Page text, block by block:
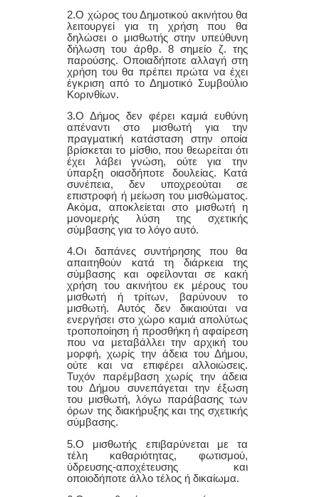
2.Ο χώρος του Δημοτικού ακινήτου θα
λειτουργεί για τη χρήση που θα
δηλώσει ο μισθωτής στην υπεύθυνη
δήλωση του άρθρ. 8 σημείο ζ. της
παρούσης. Οποιαδήποτε αλλαγή στη
χρήση του θα πρέπει πρώτα να έχει
έγκριση από το Δημοτικό Συμβούλιο
Κορινθίων.
3.Ο Δήμος δεν φέρει καμιά ευθύνη
απέναντι στο μισθωτή για την
πραγματική κατάσταση στην οποία
βρίσκεται το μίσθιο, που θεωρείται ότι
έχει λάβει γνώση, ούτε για την
ύπαρξη οιασδήποτε δουλείας. Κατά
συνέπεια, δεν υποχρεούται σε
επιστροφή ή μείωση του μισθώματος.
Ακόμα, αποκλείεται στο μισθωτή η
μονομερής λύση της σχετικής
σύμβασης για το λόγο αυτό.
4.Οι δαπάνες συντήρησης που θα
απαιτηθούν κατά τη διάρκεια της
σύμβασης και οφείλονται σε κακή
χρήση του ακινήτου εκ μέρους του
μισθωτή ή τρίτων, βαρύνουν το
μισθωτή. Αυτός δεν δικαιούται να
ενεργήσει στο χώρο καμιά απολύτως
τροποποίηση ή προσθήκη ή αφαίρεση
που να μεταβάλλει την αρχική του
μορφή, χωρίς την άδεια του Δήμου,
ούτε και να επιφέρει αλλοιώσεις.
Τυχόν παρέμβαση χωρίς την άδεια
του Δήμου συνεπάγεται την έξωση
του μισθωτή, λόγω παράβασης των
όρων της διακήρυξης και της σχετικής
σύμβασης.
5.Ο μισθωτής επιβαρύνεται με τα
τέλη καθαριότητας, φωτισμoύ,
ύδρευσης-αποχέτευσης και
οποιοδήποτε άλλο τέλος ή δικαίωμα.